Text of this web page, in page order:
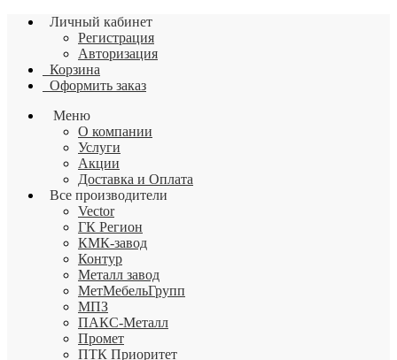
Личный кабинет
Регистрация
Авторизация
Корзина
Оформить заказ
Меню
О компании
Услуги
Акции
Доставка и Оплата
Все производители
Vector
ГК Регион
КМК-завод
Контур
Металл завод
МетМебельГрупп
МПЗ
ПАКС-Металл
Промет
ПТК Приоритет